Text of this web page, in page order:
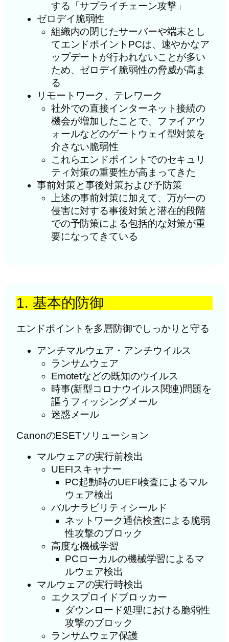
する「サプライチェーン攻撃」
ゼロデイ脆弱性
組織内の閉じたサーバーや端末とし
てエンドポイントPCは、速やかなア
ップデートが行われないことが多い
ため、ゼロデイ脆弱性の脅威が高ま
る
リモートワーク、テレワーク
社外での直接インターネット接続の
機会が増加したことで、ファイアウ
ォールなどのゲートウェイ型対策を
介さない脆弱性
これらエンドポイントでのセキュリ
ティ対策の重要性が高まってきた
事前対策と事後対策および予防策
上述の事前対策に加えて、万が一の
侵害に対する事後対策と潜在的段階
での予防策による包括的な対策が重
要になってきている
1. 基本的防御
エンドポイントを多層防御でしっかりと守る
アンチマルウェア・アンチウイルス
ランサムウェア
Emotetなどの既知のウイルス
時事(新型コロナウイルス関連)問題を
謳うフィッシングメール
迷惑メール
CanonのESETソリューション
マルウェアの実行前検出
UEFIスキャナー
PC起動時のUEFI検査によるマル
ウェア検出
バルナラビリティシールド
ネットワーク通信検査による脆弱
性攻撃のブロック
高度な機械学習
PCローカルの機械学習によるマ
ルウェア検出
マルウェアの実行時検出
エクスプロイドブロッカー
ダウンロード処理における脆弱性
攻撃のブロック
ランサムウェア保護